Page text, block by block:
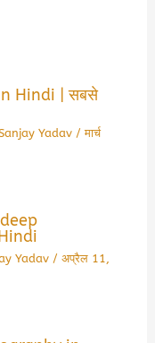
Hindi | सबसे
Yadav /मार्च
Yadav / अप्रैल 11,